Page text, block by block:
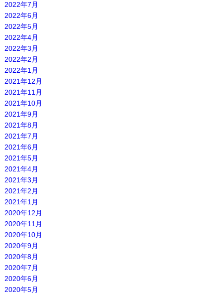
2022年7月
2022年6月
2022年5月
2022年4月
2022年3月
2022年2月
2022年1月
2021年12月
2021年11月
2021年10月
2021年9月
2021年8月
2021年7月
2021年6月
2021年5月
2021年4月
2021年3月
2021年2月
2021年1月
2020年12月
2020年11月
2020年10月
2020年9月
2020年8月
2020年7月
2020年6月
2020年5月